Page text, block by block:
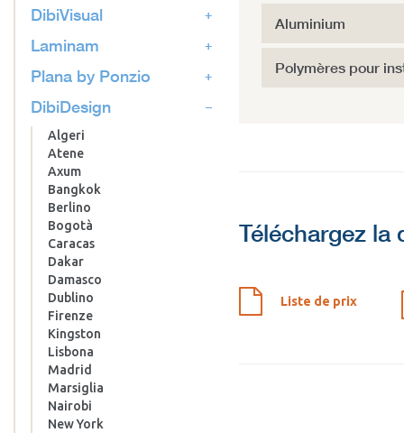
DibiVisual
Laminam
Plana by Ponzio
DibiDesign
Algeri
Atene
Axum
Bangkok
Berlino
Bogotà
Caracas
Dakar
Damasco
Dublino
Firenze
Kingston
Lisbona
Madrid
Marsiglia
Nairobi
New York
Aluminium
Polymères pour
Téléchargez
Liste de prix